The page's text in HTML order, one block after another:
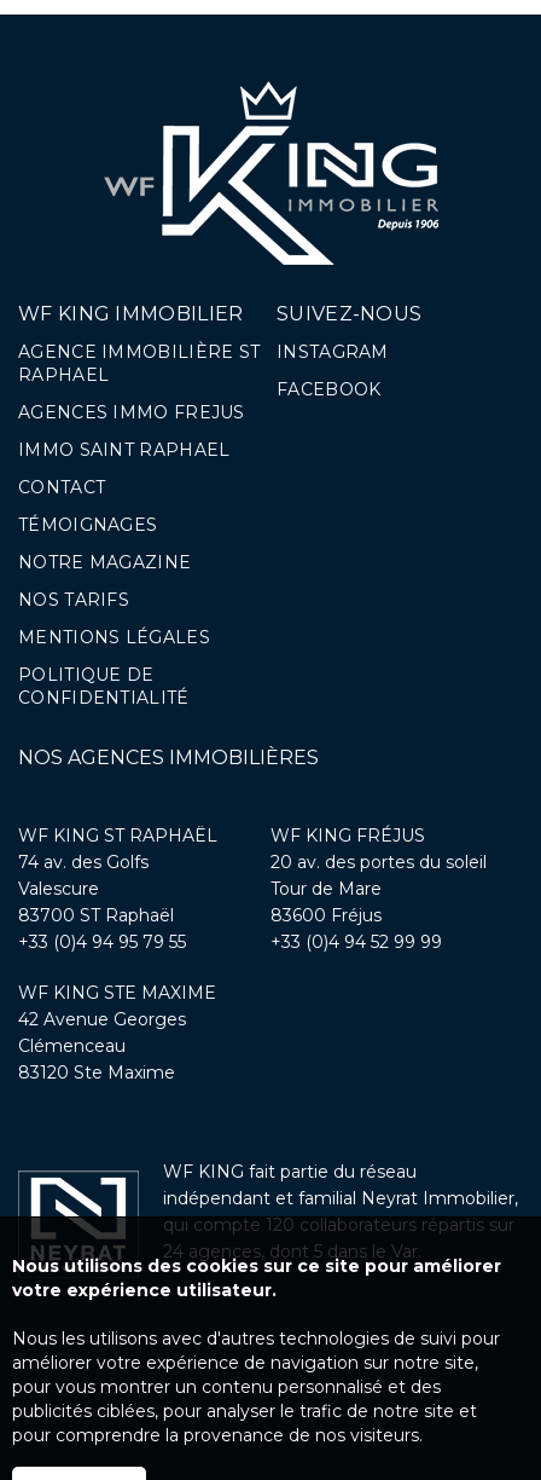
WF KING IMMOBILIER
AGENCE IMMOBILIÈRE ST
RAPHAEL
AGENCES IMMO FREJUS
IMMO SAINT RAPHAEL
CONTACT
TÉMOIGNAGES
NOTRE MAGAZINE
NOS TARIFS
MENTIONS LÉGALES
POLITIQUE DE
CONFIDENTIALITÉ
SUIVEZ-NOUS
INSTAGRAM
FACEBOOK
NOS AGENCES IMMOBILIÈRES
WF KING ST RAPHAËL
74 av. des Golfs
Valescure
83700 ST Raphaël
+33 (0)4 94 95 79 55
WF KING FRÉJUS
20 av. des portes du soleil
Tour de Mare
83600 Fréjus
+33 (0)4 94 52 99 99
WF KING STE MAXIME
42 Avenue Georges
Clémenceau
83120 Ste Maxime
WF KING fait partie du réseau
indépendant et familial Neyrat Immobilier,
qui compte 120 collaborateurs répartis sur
24 agences, dont 5 dans le Var.
Nous utilisons des cookies sur ce site pour améliorer
votre expérience utilisateur.
Nous les utilisons avec d'autres technologies de suivi pour
améliorer votre expérience de navigation sur notre site,
pour vous montrer un contenu personnalisé et des
publicités ciblées, pour analyser le trafic de notre site et
pour comprendre la provenance de nos visiteurs.